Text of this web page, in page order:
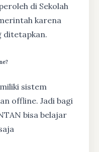
di Sekolah
karena
ditetapkan.
sistem
offline. Jadi bagi
bisa belajar